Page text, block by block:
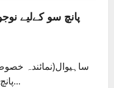
پانچ سو کےلیے
ساہیوال(نمائندہ
پانچ سو روپے کی شرط لگا کر ٹرین کے...